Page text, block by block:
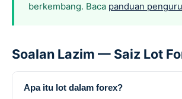
berkembang. Baca panduan
Soalan Lazim — Saiz Lot
Apa itu lot dalam forex?